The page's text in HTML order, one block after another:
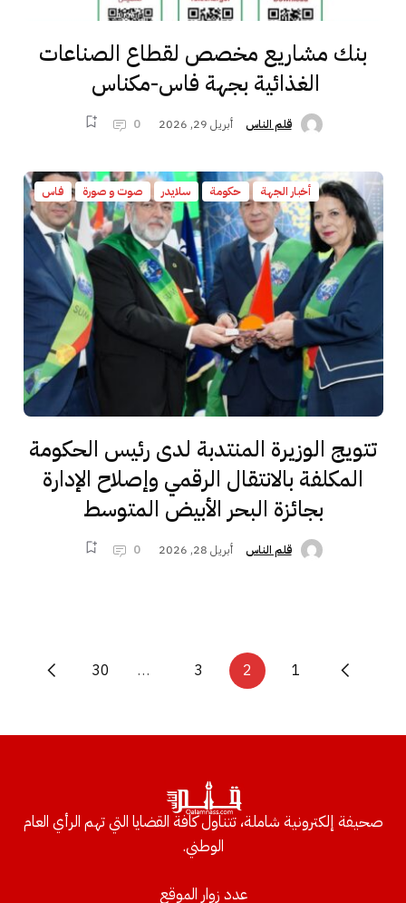
بنك مشاريع مخصص لقطاع الصناعات
الغذائية بجهة فاس-مكناس
قلم الناس أبريل 29, 2026 0
أخبار الجهة حكومة سلايدر صوت و صورة فاس
تتويج الوزيرة المنتدبة لدى رئيس الحكومة
المكلفة بالانتقال الرقمي وإصلاح الإدارة
بجائزة البحر الأبيض المتوسط
قلم الناس أبريل 28, 2026 0
1
2
3
…
30
صحيفة إلكترونية شاملة، تتناول كافة القضايا التي تهم الرأي العام
الوطني.
عدد زوار الموقع